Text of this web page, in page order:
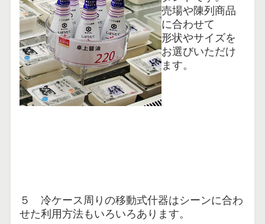
売場や陳列商品
に合わせて
形状やサイズを
お選びいただけ
ます。
５ 冷ケース周りの移動式什器はシーンに合わ
せた利用方法もいろいろあります。